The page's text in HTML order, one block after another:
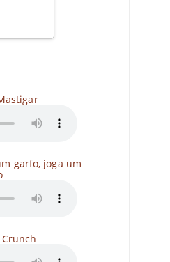
garfo, joga um